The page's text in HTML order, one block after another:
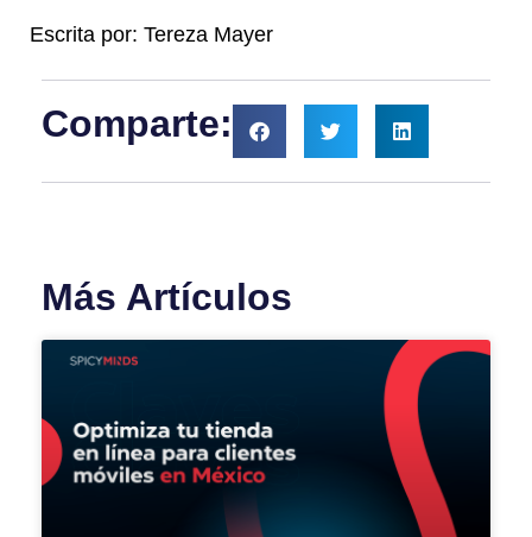
Escrita por: Tereza Mayer
Comparte:
Más Artículos